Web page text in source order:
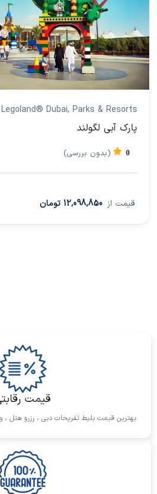
Legoland® Dubai, Parks & Resorts
پارک آبی لگولند
0 (بدون بررسی)
قیمت از 12,098,850 تومان
قیمت
بهترین قیمت بلیط تفریحات دبی ، رزرو هتل ،